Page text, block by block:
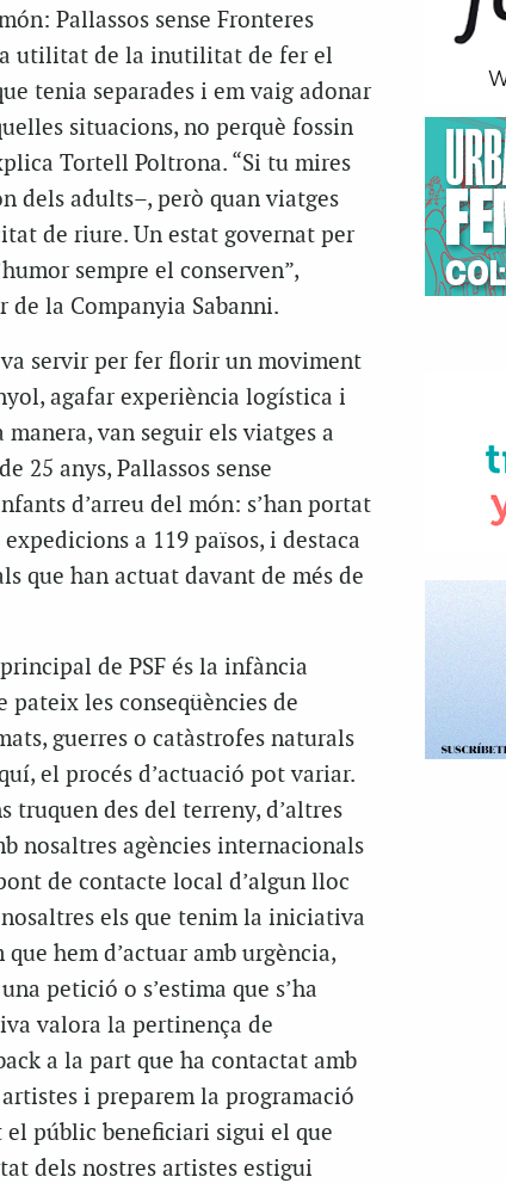
Pallassos sense Fronteres
la utilitat de la inutilitat de fer el
tenia separades i em vaig adonar
situacions, no perquè fossin
Tortell Poltrona. “Si tu mires
dels adults–, però quan viatges
de riure. Un estat governat per
sempre el conserven”,
de la Companyia Sabanni.
va servir per fer florir un moviment
agafar experiència logística i
van seguir els viatges a
25 anys, Pallassos sense
d’arreu del món: s’han portat
a 119 països, i destaca
que han actuat davant de més de
de PSF és la infància
pateix les conseqüències de
guerres o catàstrofes naturals
el procés d’actuació pot variar.
truquen des del terreny, d’altres
nosaltres agències internacionals
de contacte local d’algun lloc
els que tenim la iniciativa
hem d’actuar amb urgència,
petició o s’estima que s’ha
valora la pertinença de
a la part que ha contactat amb
i preparem la programació
el públic beneficiari sigui el que
dels nostres artistes estigui